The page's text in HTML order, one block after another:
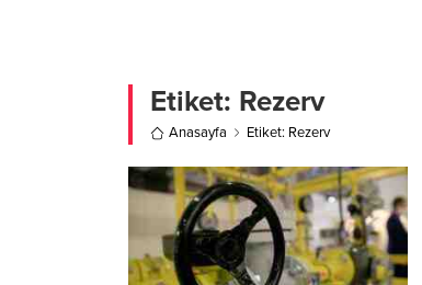
Etiket: Rezerv
Anasayfa Etiket: Rezerv